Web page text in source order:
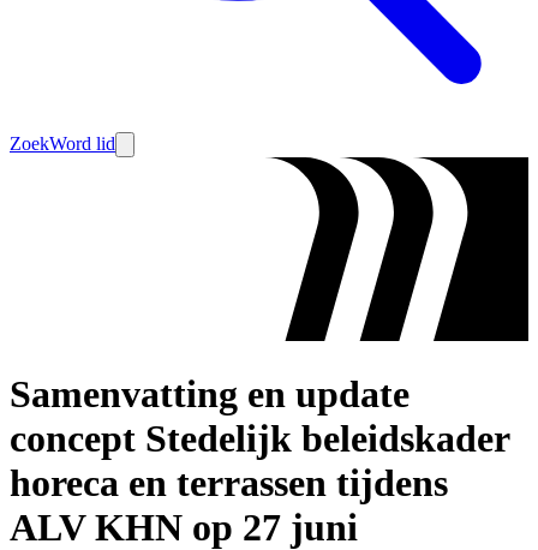
ZoekWord lid
Samenvatting en update
concept Stedelijk beleidskader
horeca en terrassen tijdens
ALV KHN op 27 juni